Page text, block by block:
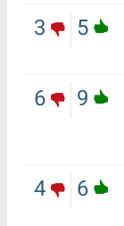
5
3
9
6
6
4